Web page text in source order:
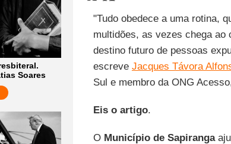
Soares
"Tudo obedece a uma rotina,
multidões, as vezes chega ao
destino futuro de pessoas
escreve Jacques Távora
Sul e membro da ONG
Eis o artigo.
O Município de Sapiranga